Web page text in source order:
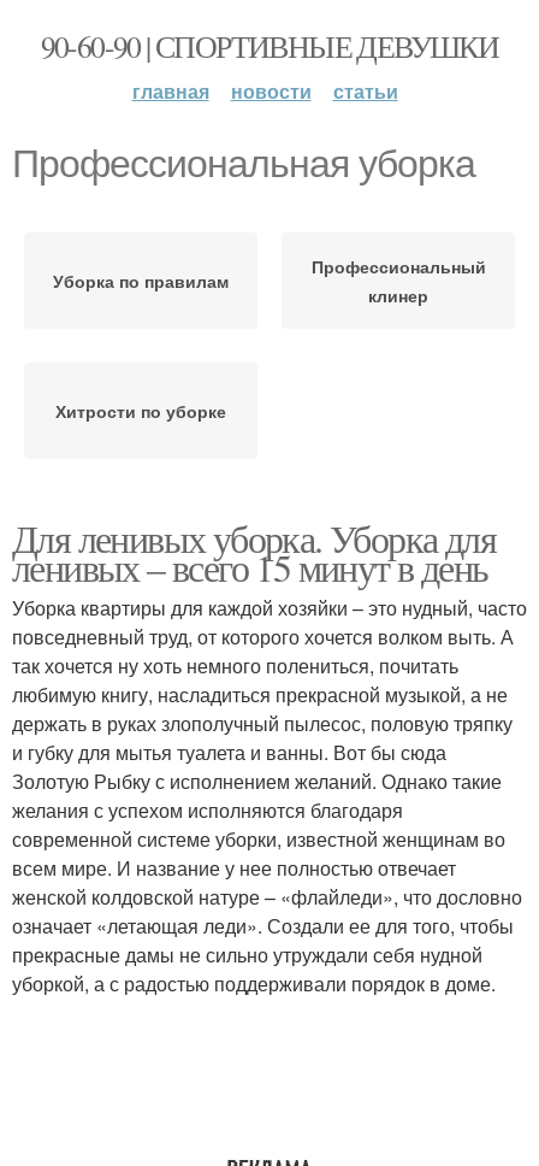
90-60-90 | СПОРТИВНЫЕ ДЕВУШКИ
главная новости статьи
Профессиональная уборка
Уборка по правилам
Профессиональный
клинер
Хитрости по уборке
Для ленивых уборка. Уборка для
ленивых – всего 15 минут в день
Уборка квартиры для каждой хозяйки – это нудный, часто
повседневный труд, от которого хочется волком выть. А
так хочется ну хоть немного полениться, почитать
любимую книгу, насладиться прекрасной музыкой, а не
держать в руках злополучный пылесос, половую тряпку
и губку для мытья туалета и ванны. Вот бы сюда
Золотую Рыбку с исполнением желаний. Однако такие
желания с успехом исполняются благодаря
современной системе уборки, известной женщинам во
всем мире. И название у нее полностью отвечает
женской колдовской натуре – «флайледи», что дословно
означает «летающая леди». Создали ее для того, чтобы
прекрасные дамы не сильно утруждали себя нудной
уборкой, а с радостью поддерживали порядок в доме.